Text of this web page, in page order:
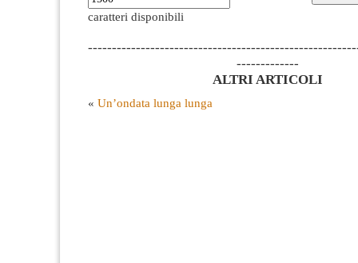
caratteri disponibili
-------------
ALTRI ARTICOLI
« Un’ondata lunga lunga